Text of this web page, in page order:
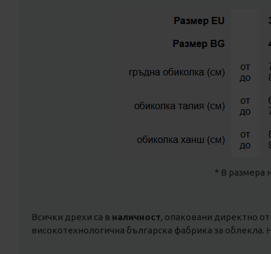
* В размера
Всички дрехи са в наличност, опаковани директно
високотехнологична българска фабрика за облекла.